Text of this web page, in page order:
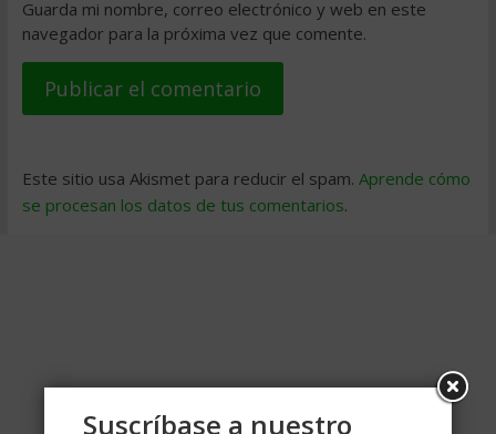
Guarda mi nombre, correo electrónico y web en este
navegador para la próxima vez que comente.
Este sitio usa Akismet para reducir el spam. Aprende cómo
se procesan los datos de tus comentarios.
Suscríbase a nuestro